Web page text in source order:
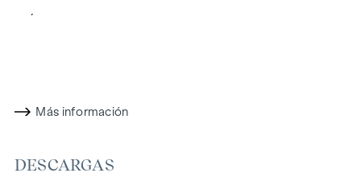
sentido de lo que cuenta hoy en día. En su interior, se está
sólo viven aquí, sino que viven a su ritmo.
Más información
DESCARGAS